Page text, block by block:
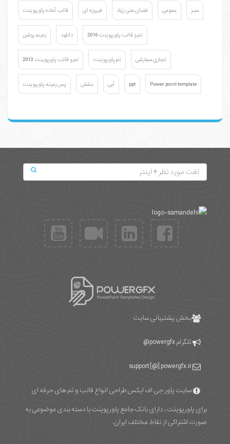
قالب آماده پاورپوینت فیروزه ای فضای متن زیاد عمومی سبز
زمینه روشن دانلود تم و قالب پاورپوینت 2016
تم و قالب پاورپوینت 2013 تم پاورپوینت تجاری سفارشی
پس زمینه پاورپوینت بنفش آبی ppt Power point template
بخش پشتیبانی سایت
تلگرامpowergfx@
سایت پاور جی اف ایکس طراحی انواع قالب و تم های حرفه ای
برای پاورپوینت ، دارای بانک جامع پاورپوینت با دسته بندی موضوعی به
صورت اشتراکی از نقاط مختلف ایران.